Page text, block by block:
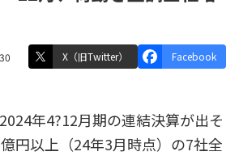
X（旧Twitter） Facebook
年4?12月期の連結決算が出そ
円以上（24年3月時点）の7社全